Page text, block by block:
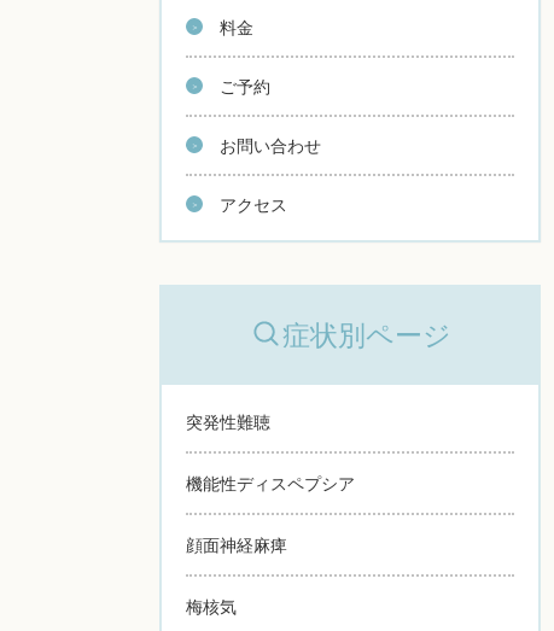
料金
ご予約
お問い合わせ
アクセス
症状別ページ
突発性難聴
機能性ディスペプシア
顔面神経麻痺
梅核気